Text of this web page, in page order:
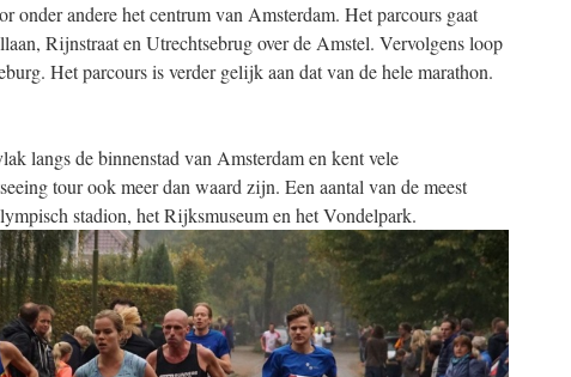
onder andere het centrum van Amsterdam. Het parcours gaat
Rijnstraat en Utrechtsebrug over de Amstel. Vervolgens loop
Het parcours is verder gelijk aan dat van de hele marathon.
langs de binnenstad van Amsterdam en kent vele
tour ook meer dan waard zijn. Een aantal van de meest
stadion, het Rijksmuseum en het Vondelpark.